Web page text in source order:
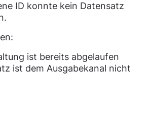
ID konnte kein Datensatz
ist bereits abgelaufen
ist dem Ausgabekanal nicht